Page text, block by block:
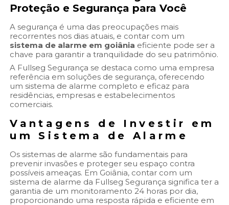
Proteção e Segurança para Você
A segurança é uma das preocupações mais
recorrentes nos dias atuais, e contar com um
sistema de alarme em goiânia eficiente pode ser a
chave para garantir a tranquilidade do seu patrimônio.
A Fullseg Segurança se destaca como uma empresa
referência em soluções de segurança, oferecendo
um sistema de alarme completo e eficaz para
residências, empresas e estabelecimentos
comerciais.
Vantagens de Investir em
um Sistema de Alarme
Os sistemas de alarme são fundamentais para
prevenir invasões e proteger seu espaço contra
possíveis ameaças. Em Goiânia, contar com um
sistema de alarme da Fullseg Segurança significa ter a
garantia de um monitoramento 24 horas por dia,
proporcionando uma resposta rápida e eficiente em